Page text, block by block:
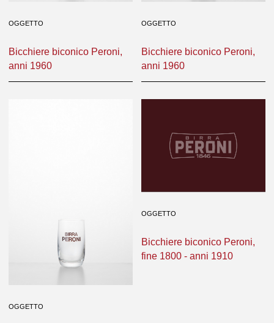
OGGETTO
Bicchiere biconico Peroni,
anni 1960
OGGETTO
Bicchiere biconico Peroni,
anni 1960
OGGETTO
OGGETTO
Bicchiere biconico Peroni,
fine 1800 - anni 1910